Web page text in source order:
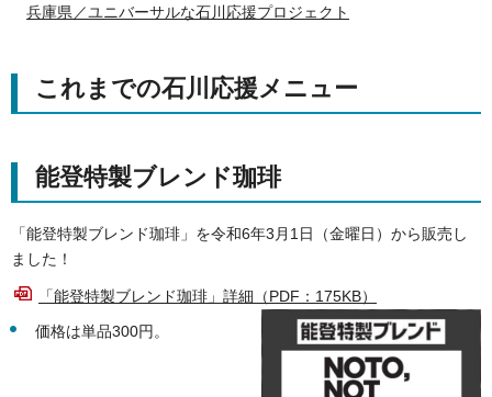
兵庫県／ユニバーサルな石川応援プロジェクト
これまでの石川応援メニュー
能登特製ブレンド珈琲
「能登特製ブレンド珈琲」を令和6年3月1日（金曜日）から販売し
ました！
「能登特製ブレンド珈琲」詳細（PDF：175KB）
価格は単品300円。